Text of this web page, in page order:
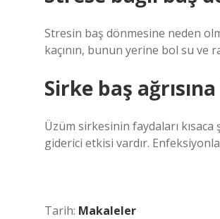
Stresin baş dönmesine neden
kaçının, bunun yerine bol su ve
Sirke baş
Üzüm sirkesinin faydaları kısaca
giderici etkisi vardır.
Tarih: Makaleler